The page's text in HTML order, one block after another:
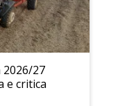
2026/27
e critica